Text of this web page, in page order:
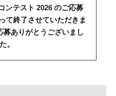
ンテスト 2026 のご応募
て終了させていただきま
募ありがとうございまし
た。